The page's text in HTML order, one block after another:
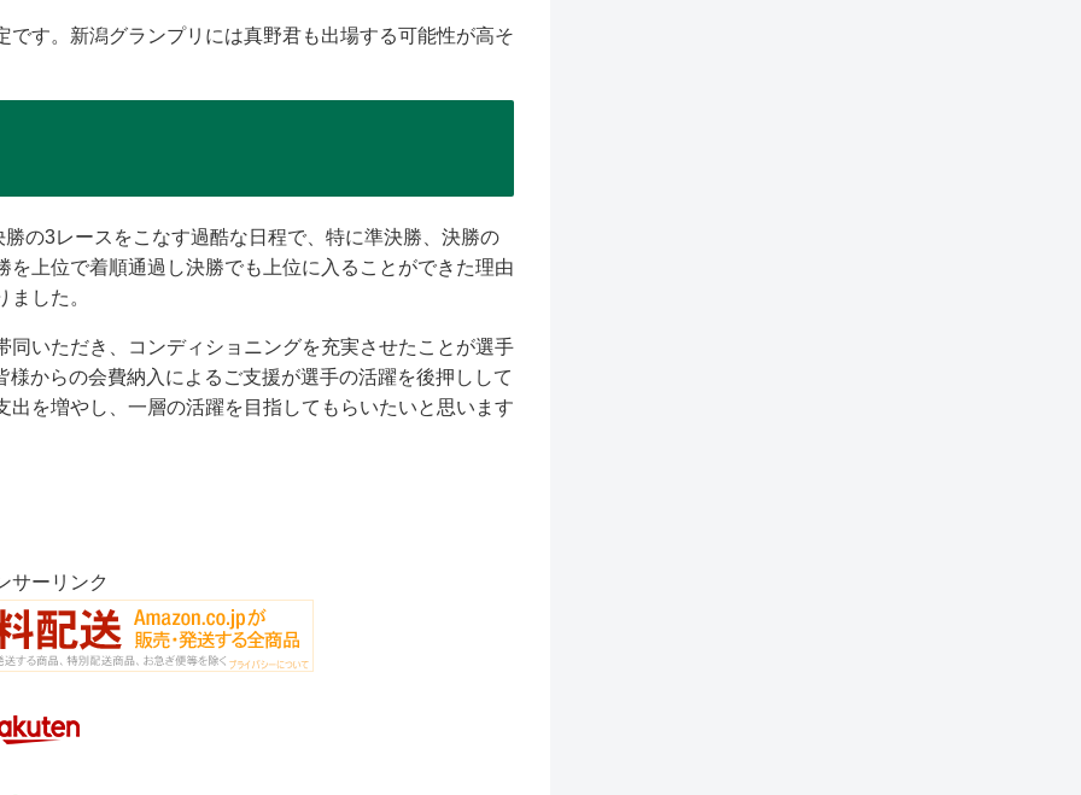
す。新潟グランプリには真野君も出場する可能性が高そ
の3レースをこなす過酷な日程で、特に準決勝、決勝の
上位で着順通過し決勝でも上位に入ることができた理由
した。
いただき、コンディショニングを充実させたことが選手
からの会費納入によるご支援が選手の活躍を後押しして
を増やし、一層の活躍を目指してもらいたいと思います
サーリンク